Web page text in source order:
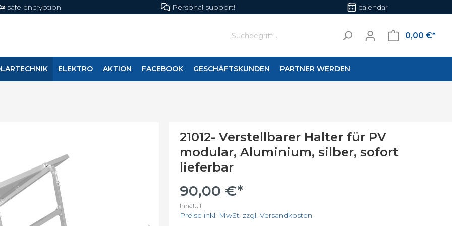
safe encryption Personal support! calendar
0,00 €*
ELEKTRO AKTION FACEBOOK GESCHÄFTSKUNDEN PARTNER WERDEN
Shopbeleuchtung Wohnraumleuchten
Mobile Solaranlage
Mobile Solarspeicher
Mobile PV-Anlage
Schalter & Steckdosen
21012- Verstellbarer Halter für PV
modular, Aluminium, silber, sofort
lieferbar
90,00 €*
Inhalt: 1
Preise inkl. MwSt. zzgl. Versandkosten